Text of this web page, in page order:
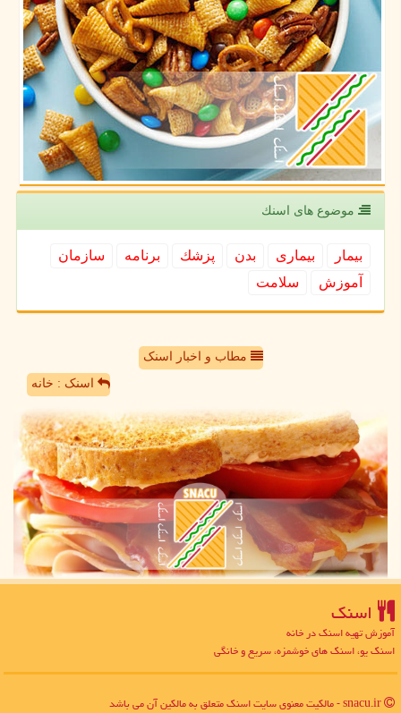
موضوع های اسنك
بیمار بیماری بدن پزشك برنامه
سازمان
آموزش
سلامت
مطاب و اخبار اسنک
اسنک : خانه
اسنك
آموزش تهیه اسنک در خانه
اسنک یو، اسنک های خوشمزه، سریع و خانگی